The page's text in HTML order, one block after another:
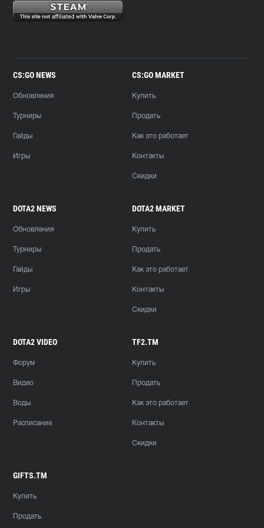
CS:GO NEWS
Обновления
Турниры
Гайды
Игры
CS:GO MARKET
Купить
Продать
Как это работает
Контакты
Скидки
DOTA2 NEWS
Обновления
Турниры
Гайды
Игры
DOTA2 MARKET
Купить
Продать
Как это работает
Контакты
Скидки
DOTA2 VIDEO
Форум
Видео
Воды
Расписание
TF2.TM
Купить
Продать
Как это работает
Контакты
Скидки
GIFTS.TM
Купить
Продать